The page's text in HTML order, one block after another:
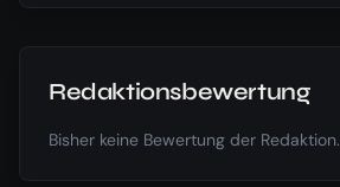
Redaktionsbewertung
Bisher keine Bewertung der Redaktion.